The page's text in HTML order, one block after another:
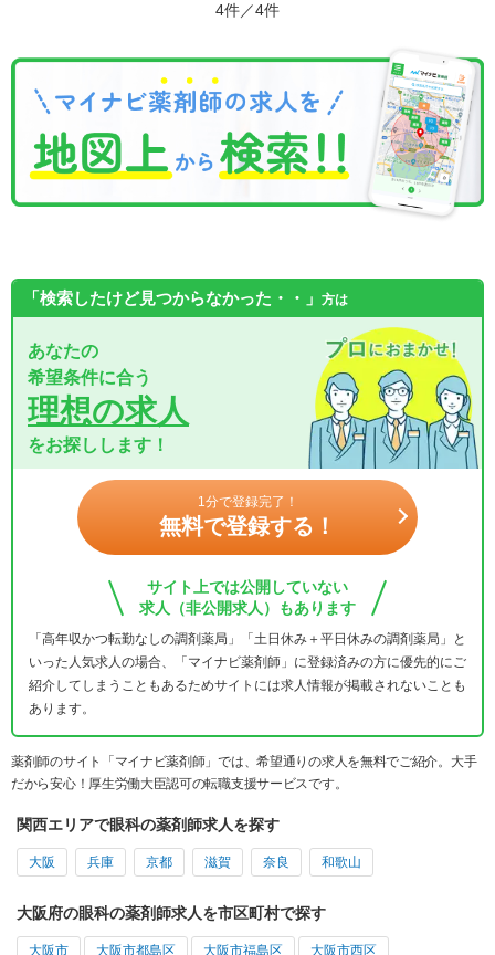
4件／4件
「検索したけど見つからなかった・・」 方は
あなたの
希望条件に合う
理想の求人
をお探しします！
1分で登録完了！
無料で登録する！
サイト上では公開していない
求人（非公開求人）もあります
「高年収かつ転勤なしの調剤薬局」「土日休み＋平日休みの調剤薬局」と
いった人気求人の場合、「マイナビ薬剤師」に登録済みの方に優先的にご
紹介してしまうこともあるためサイトには求人情報が掲載されないことも
あります。
薬剤師のサイト「マイナビ薬剤師」では、希望通りの求人を無料でご紹介。大手
だから安心！厚生労働大臣認可の転職支援サービスです。
関西エリアで眼科の薬剤師求人を探す
大阪 兵庫 京都 滋賀 奈良 和歌山
大阪府の眼科の薬剤師求人を市区町村で探す
大阪市 大阪市都島区 大阪市福島区 大阪市西区